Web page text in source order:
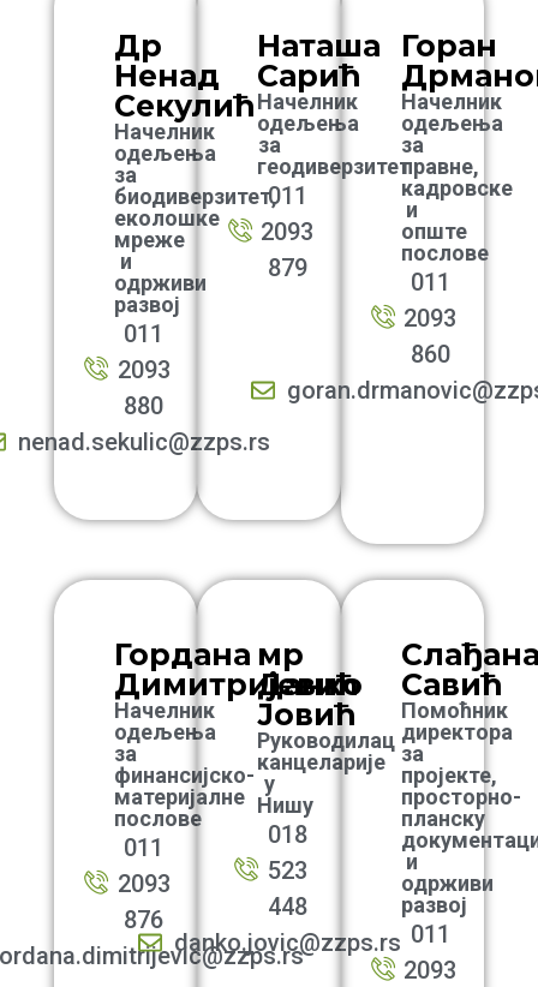
Др
Ненад
Секулић
Начелник
одељења
за
биодиверзитет,
еколошке
мреже
и
одрживи
развој
011
2093
880
nenad.sekulic@zzps.rs
Наташа
Сарић
Начелник
одељења
за
геодиверзитет
011
2093
879
Горан
Начелник
одељења
за
правне,
кадровске
и
опште
послове
011
2093
860
Гордана
Димитријевић
Начелник
одељења
за
финансијско-
материјалне
послове
011
2093
876
мр
Данко
Јовић
Руководилац
канцеларије
у
Нишу
018
523
448
danko.jovic@zzps.rs
Савић
Помоћник
директора
за
пројекте,
просторно-
планску
и
одрживи
развој
011
2093